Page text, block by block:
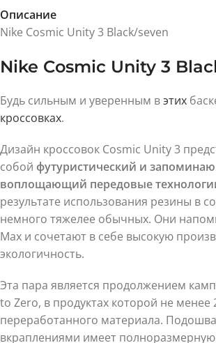
Описание
Nike Cosmic Unity 3 Black/seven
Nike Cosmic Unity 3
Будь сильным и уверенным вэтих
кроссовках.
Дизайн кроссовок Cosmic Unity 3
собой футуристический и
воплощающий передовые
результате использования резины в
немного тяжелее обычных. Они
Max и сочетают в себе высокую
экологичность.
Эта пара является продолжением
to Zero, в продуктах которой не менее
переработанного материала.
вкраплениями имеет